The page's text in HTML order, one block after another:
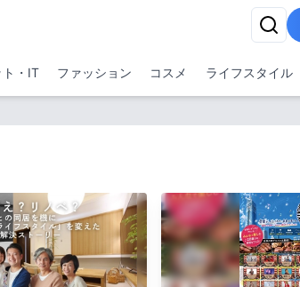
ト・IT ファッション コスメ ライフスタイル